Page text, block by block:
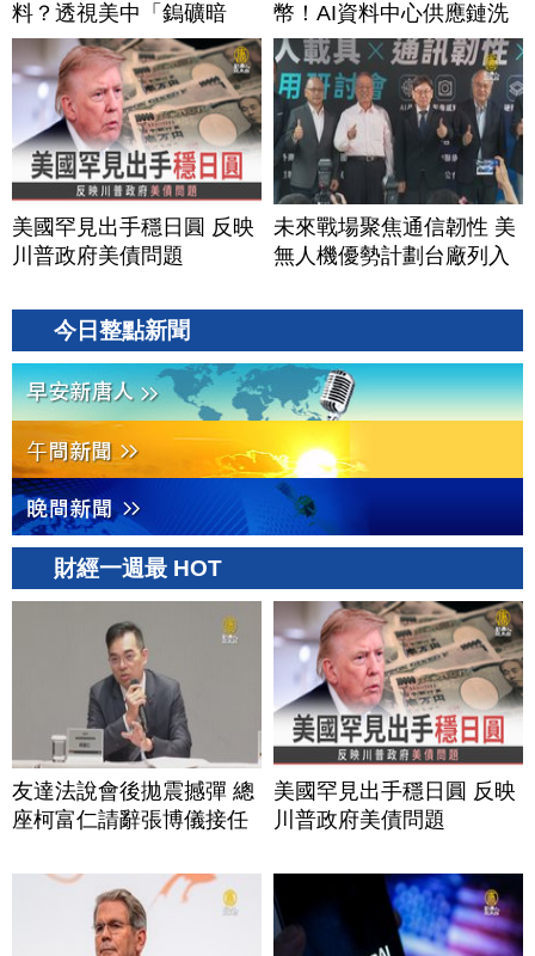
料？透視美中「鎢礦暗
戰」背後不為人知的資源
爭奪｜#財經新聞｜
20260804(二)
幣！AI資料中心供應鏈洗
牌？台灣喜迎轉單！成關
鍵樞紐？｜#財經新聞
│20260805 (三)
美國罕見出手穩日圓 反映
川普政府美債問題
未來戰場聚焦通信韌性 美
無人機優勢計劃台廠列入
今日整點新聞
財經一週最 HOT
友達法說會後拋震撼彈 總
座柯富仁請辭張博儀接任
美國罕見出手穩日圓 反映
川普政府美債問題